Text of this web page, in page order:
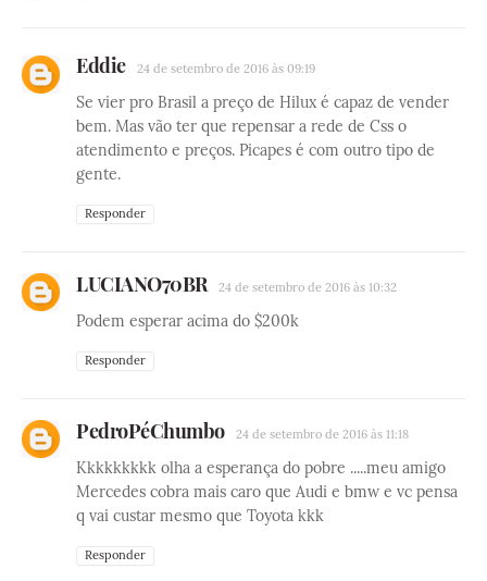
Eddie 24 de setembro de 2016 às 09:19
Se vier pro Brasil a preço de Hilux é capaz de vender
bem. Mas vão ter que repensar a rede de Css o
atendimento e preços. Picapes é com outro tipo de
gente.
Responder
LUCIANO70BR 24 de setembro de 2016 às 10:32
Podem esperar acima do $200k
Responder
PedroPéChumbo 24 de setembro de 2016 às 11:18
Kkkkkkkkk olha a esperança do pobre .....meu amigo
Mercedes cobra mais caro que Audi e bmw e vc pensa
q vai custar mesmo que Toyota kkk
Responder